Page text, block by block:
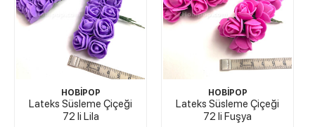
HOBİPOP
Lateks Süsleme Çiçeği
72 li Lila
HOBİPOP
Lateks Süsleme Çiçeği
72 li Fuşya